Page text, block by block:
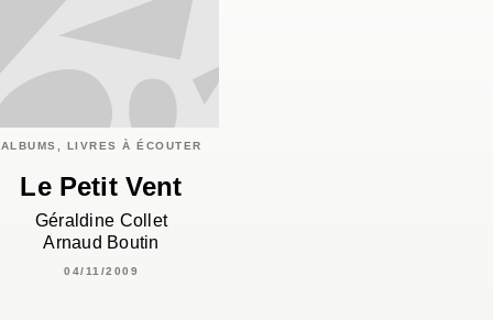
ALBUMS, LIVRES À ÉCOUTER
Le Petit Vent
Géraldine Collet
Arnaud Boutin
04/11/2009